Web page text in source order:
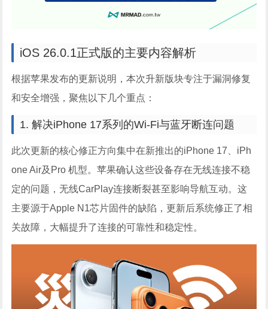
iOS 26.0.1正式版的主要内容解析
根据苹果发布的更新说明，本次升新版块专注于漏洞修复
和安全增强，聚焦以下几个重点：
1. 解决iPhone 17系列的Wi-Fi与蓝牙断连问题
此次更新的核心修正方向集中在新推出的iPhone 17、iPh
one Air及Pro 机型。苹果确认这些设备存在无线连接不稳
定的问题，无线CarPlay连接断裂甚至影响导航互动。这
主要源于Apple N1芯片固件的缺陷，更新后系统修正了相
关故障，大幅提升了连接的可靠性和稳定性。